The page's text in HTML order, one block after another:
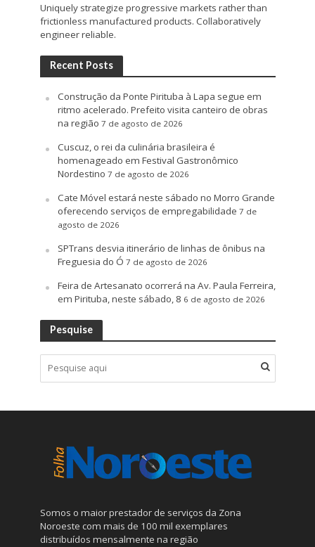
Uniquely strategize progressive markets rather than
frictionless manufactured products. Collaboratively
engineer reliable.
Recent Posts
Construção da Ponte Pirituba à Lapa segue em
ritmo acelerado. Prefeito visita canteiro de obras
na região 7 de agosto de 2026
Cuscuz, o rei da culinária brasileira é
homenageado em Festival Gastronômico
Nordestino 7 de agosto de 2026
Cate Móvel estará neste sábado no Morro Grande
oferecendo serviços de empregabilidade 7 de
agosto de 2026
SPTrans desvia itinerário de linhas de ônibus na
Freguesia do Ó 7 de agosto de 2026
Feira de Artesanato ocorrerá na Av. Paula Ferreira,
em Pirituba, neste sábado, 8 6 de agosto de 2026
Pesquise
Somos o maior prestador de serviços da Zona
Noroeste com mais de 100 mil exemplares
distribuídos mensalmente na região